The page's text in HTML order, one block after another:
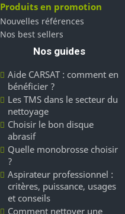
Produits en promotion
Nouvelles références
Nos best sellers
Nos guides
Aide CARSAT : comment en
bénéficier ?
Les TMS dans le secteur du
nettoyage
Choisir le bon disque
abrasif
Quelle monobrosse choisir
?
Aspirateur professionnel :
critères, puissance, usages
et conseils
Comment nettoyer une